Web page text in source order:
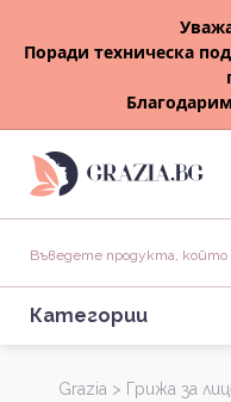
Поради техническа
Категории
Grazia > Грижа за